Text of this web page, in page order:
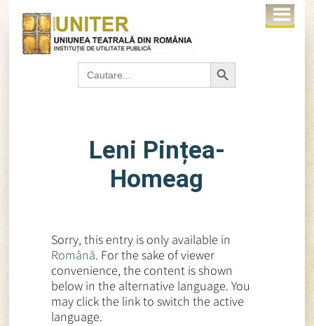
Search
for:
Search Button
Leni Pințea-
Homeag
Sorry, this entry is only available in
Română. For the sake of viewer
convenience, the content is shown
below in the alternative language. You
may click the link to switch the active
language.